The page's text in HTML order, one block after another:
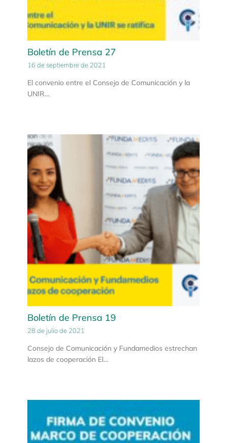
Boletín de Prensa 27
16 de septiembre de 2021
El convenio entre el Consejo de Comunicación y la
UNIR…
Boletín de Prensa 19
28 de julio de 2021
Consejo de Comunicación y Fundamedios estrechan
lazos de cooperación El…